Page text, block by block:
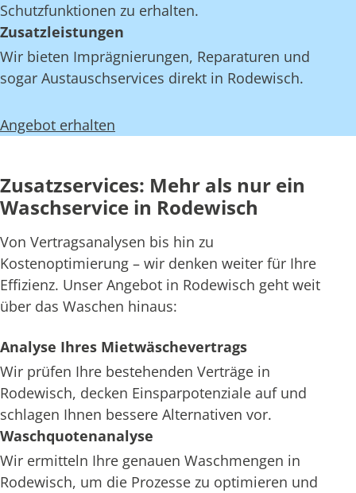
Schutzfunktionen zu erhalten.
Zusatzleistungen
Wir bieten Imprägnierungen, Reparaturen und
sogar Austauschservices direkt in Rodewisch.
Angebot erhalten
Zusatzservices: Mehr als nur ein
Waschservice in Rodewisch
Von Vertragsanalysen bis hin zu
Kostenoptimierung – wir denken weiter für Ihre
Effizienz. Unser Angebot in Rodewisch geht weit
über das Waschen hinaus:
Analyse Ihres Mietwäschevertrags
Wir prüfen Ihre bestehenden Verträge in
Rodewisch, decken Einsparpotenziale auf und
schlagen Ihnen bessere Alternativen vor.
Waschquotenanalyse
Wir ermitteln Ihre genauen Waschmengen in
Rodewisch, um die Prozesse zu optimieren und